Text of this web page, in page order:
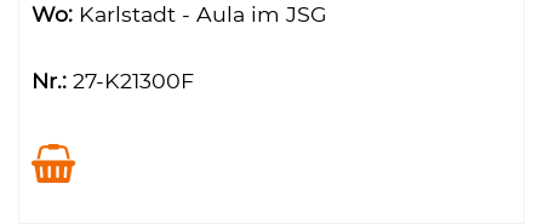
Wo: Karlstadt - Aula im JSG
Nr.: 27-K21300F